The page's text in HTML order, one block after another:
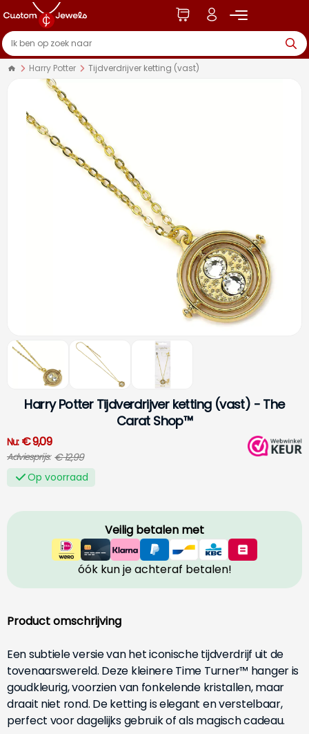
Harry Potter Tijdverdrijver ketting (vast)
Harry PotterTijdverdrijver ketting (vast) - The
Carat Shop™
Nu:€ 9,09
Adviesprijs: € 12,99
Op voorraad
Veilig betalen met
óók kun je achteraf betalen!
Product omschrijving
Een subtiele versie van het iconische tijdverdrijf uit de
tovenaarswereld. Deze kleinere Time Turner™ hanger is
goudkleurig, voorzien van fonkelende kristallen, maar
draait niet rond. De ketting is elegant en verstelbaar,
perfect voor dagelijks gebruik of als magisch cadeau.